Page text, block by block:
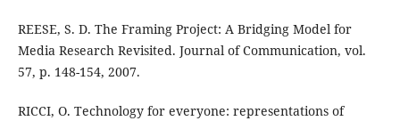
REESE, S. D. The Framing Project: A Bridging Model for
Media Research Revisited. Journal of Communication, vol.
57, p. 148-154, 2007.
RICCI, O. Technology for everyone: representations of